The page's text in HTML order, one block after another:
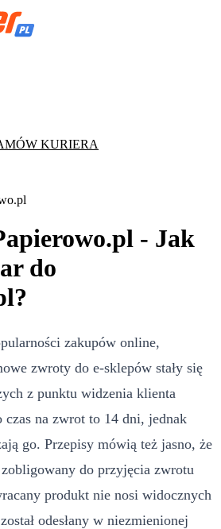
KURIERA
- Jak
do
zakupów online,
zwroty do e-sklepów stały się
z punktu widzenia klienta
czas na zwrot to 14 dni, jednak
go. Przepisy mówią też jasno, że
do przyjęcia zwrotu
produkt nie nosi widocznych
odesłany w niezmienionej